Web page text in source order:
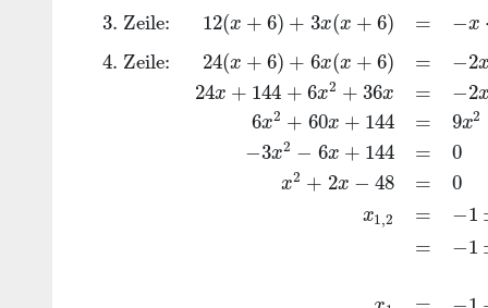
3. Zeile:
4. Zeile:
12(x + 6) + 3x(x + 6)
24(x + 6) + 6x(x + 6)
24x + 144 + 6x2 + 36x
6x2 + 60x + 144
−3x2 − 6x + 144
x2 + 2x − 48
x1,2
=
=
=
=
=
=
=
=
−x ⋅
−2
−2
9x2
0
0
−1
−1
+6+11 2|⋅ x2. Zeile:12 3x= xx